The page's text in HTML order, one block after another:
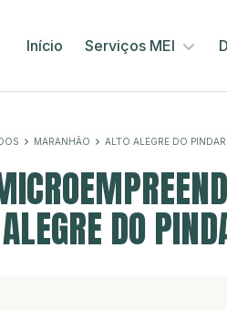
Início Serviços MEI
MARANHÃO ALTO ALEGRE DO
DO